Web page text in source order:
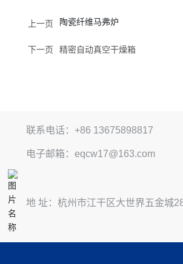
上一页 陶瓷纤维马弗炉
下一页 精密自动真空干燥箱
联系电话：+86 13675898817
电子邮箱：eqcw17@163.com
地 址：杭州市江干区大世界五金城